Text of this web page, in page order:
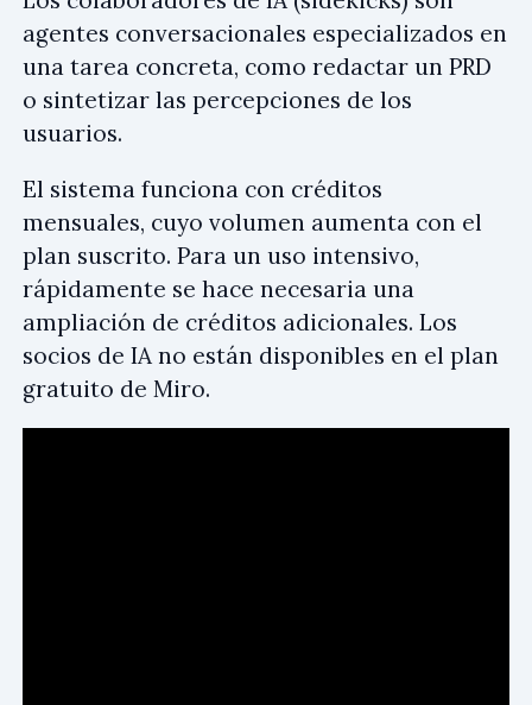
agentes conversacionales especializados en
una tarea concreta, como redactar un PRD
o sintetizar las percepciones de los
usuarios.
El sistema funciona con créditos
mensuales, cuyo volumen aumenta con el
plan suscrito. Para un uso intensivo,
rápidamente se hace necesaria una
ampliación de créditos adicionales. Los
socios de IA no están disponibles en el plan
gratuito de Miro.